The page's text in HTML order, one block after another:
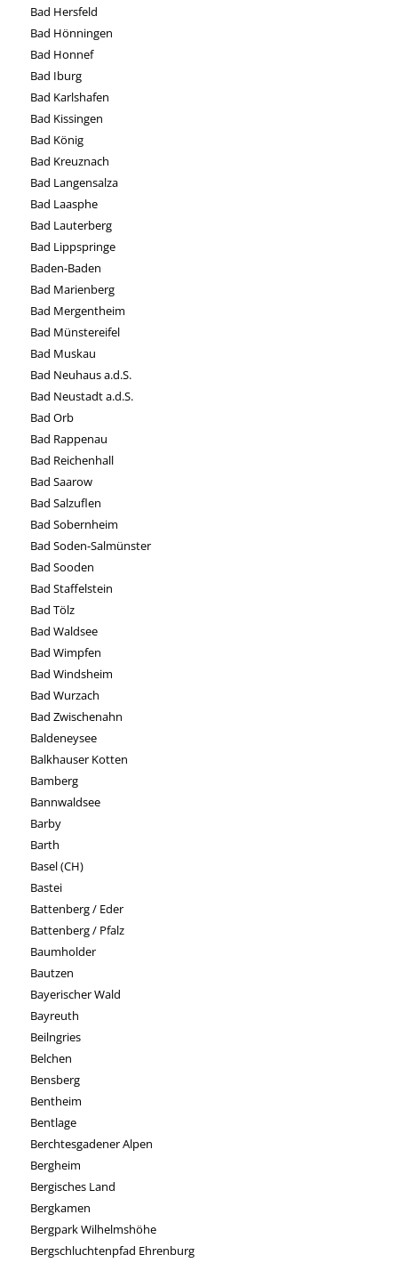
Bad Hersfeld
Bad Hönningen
Bad Honnef
Bad Iburg
Bad Karlshafen
Bad Kissingen
Bad König
Bad Kreuznach
Bad Langensalza
Bad Laasphe
Bad Lauterberg
Bad Lippspringe
Baden-Baden
Bad Marienberg
Bad Mergentheim
Bad Münstereifel
Bad Muskau
Bad Neuhaus a.d.S.
Bad Neustadt a.d.S.
Bad Orb
Bad Rappenau
Bad Reichenhall
Bad Saarow
Bad Salzuflen
Bad Sobernheim
Bad Soden-Salmünster
Bad Sooden
Bad Staffelstein
Bad Tölz
Bad Waldsee
Bad Wimpfen
Bad Windsheim
Bad Wurzach
Bad Zwischenahn
Baldeneysee
Balkhauser Kotten
Bamberg
Bannwaldsee
Barby
Barth
Basel (CH)
Bastei
Battenberg / Eder
Battenberg / Pfalz
Baumholder
Bautzen
Bayerischer Wald
Bayreuth
Beilngries
Belchen
Bensberg
Bentheim
Bentlage
Berchtesgadener Alpen
Bergheim
Bergisches Land
Bergkamen
Bergpark Wilhelmshöhe
Bergschluchtenpfad Ehrenburg